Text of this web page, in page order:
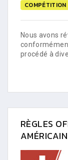
COMPÉTITION
Nous avons
procédé à
RÈGLES